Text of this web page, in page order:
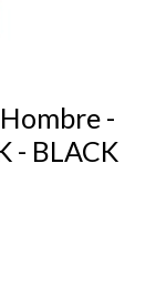
-
- BLACK